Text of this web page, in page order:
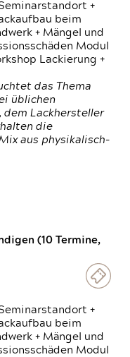
+
beim
+ Mängel und
Modul
Lackierung +
das Thema
üblichen
dem Lackhersteller
die
aus physikalisch-
(10 Termine,
+
beim
+ Mängel und
Modul